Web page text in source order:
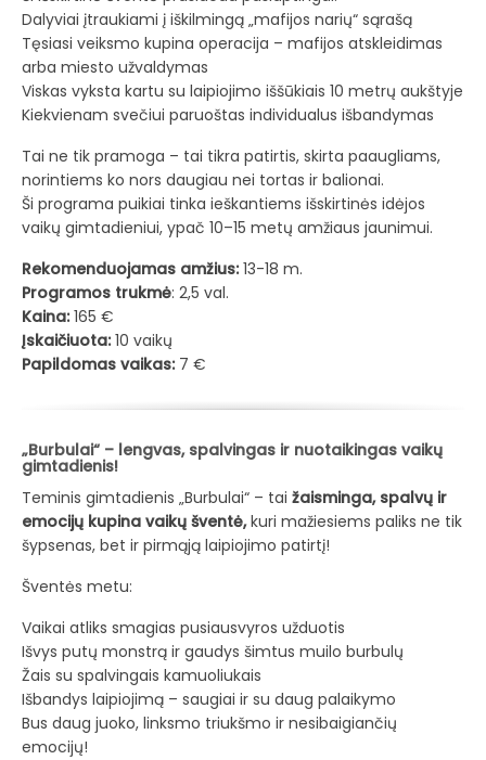
Dalyviai įtraukiami į iškilmingą „mafijos narių“ sąrašą
Tęsiasi veiksmo kupina operacija – mafijos atskleidimas
arba miesto užvaldymas
Viskas vyksta kartu su laipiojimo iššūkiais 10 metrų aukštyje
Kiekvienam svečiui paruoštas individualus išbandymas
Tai ne tik pramoga – tai tikra patirtis, skirta paaugliams,
norintiems ko nors daugiau nei tortas ir balionai.
Ši programa puikiai tinka ieškantiems išskirtinės idėjos
vaikų gimtadieniui, ypač 10–15 metų amžiaus jaunimui.
Rekomenduojamas amžius:13-18 m.
Programos trukmė: 2,5 val.
Kaina:165 €
Įskaičiuota:10 vaikų
Papildomas vaikas:7 €
„Burbulai“ – lengvas, spalvingas ir nuotaikingas vaikų
gimtadienis!
Teminis gimtadienis „Burbulai“ – tai žaisminga, spalvų ir
emocijų kupina vaikų šventė,kuri mažiesiems paliks ne tik
šypsenas, bet ir pirmąją laipiojimo patirtį!
Šventės metu:
Vaikai atliks smagias pusiausvyros užduotis
Išvys putų monstrą ir gaudys šimtus muilo burbulų
Žais su spalvingais kamuoliukais
Išbandys laipiojimą – saugiai ir su daug palaikymo
Bus daug juoko, linksmo triukšmo ir nesibaigiančių
emocijų!